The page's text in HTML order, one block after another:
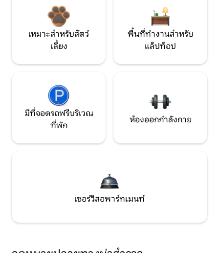
เหมาะสำหรับสัตว์
เลี้ยง
พื้นที่ทำงานสำหรับ
แล็ปท็อป
มีที่จอดรถฟรีบริเวณ
ที่พัก
ห้องออกกำลังกาย
เซอร์วิสอพาร์ทเมนท์